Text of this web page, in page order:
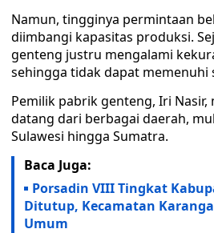
Namun, tingginya permintaan
diimbangi kapasitas produksi.
genteng justru mengalami
sehingga tidak dapat memenuhi
Pemilik pabrik genteng, Iri Nasir,
datang dari berbagai daerah,
Sulawesi hingga Sumatra.
Baca Juga:
Porsadin VIII Tingkat
Ditutup, Kecamatan
Umum